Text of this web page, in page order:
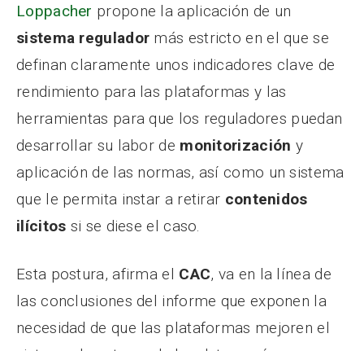
Loppacher propone la aplicación de un
sistema regulador más estricto en el que se
definan claramente unos indicadores clave de
rendimiento para las plataformas y las
herramientas para que los reguladores puedan
desarrollar su labor de monitorización y
aplicación de las normas, así como un sistema
que le permita instar a retirar contenidos
ilícitos si se diese el caso.
Esta postura, afirma el CAC, va en la línea de
las conclusiones del informe que exponen la
necesidad de que las plataformas mejoren el